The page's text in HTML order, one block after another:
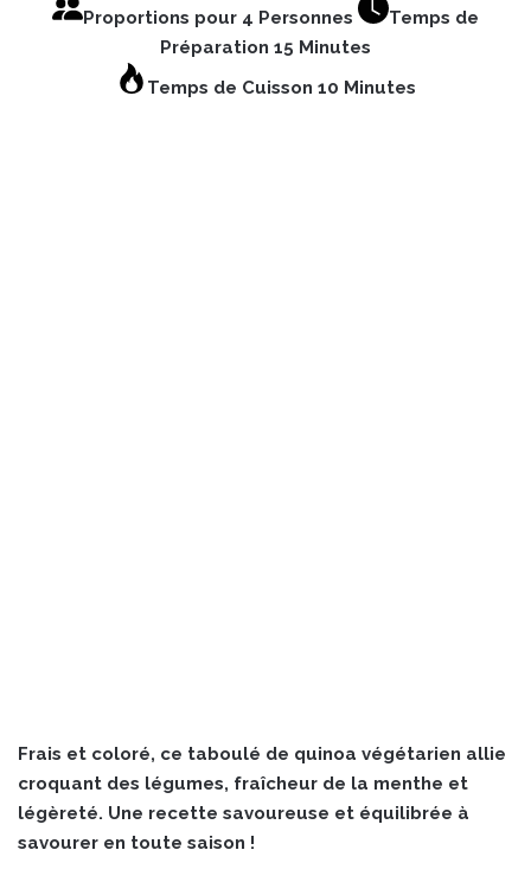
Proportions pour 4 Personnes
Temps de
Préparation 15 Minutes
Temps de Cuisson 10 Minutes
Frais et coloré, ce taboulé de quinoa végétarien allie
croquant des légumes, fraîcheur de la menthe et
légèreté. Une recette savoureuse et équilibrée à
savourer en toute saison !